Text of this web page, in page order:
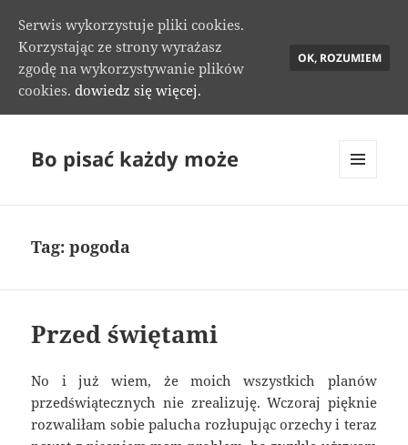
Bo pisać każdy może
Tag:pogoda
Przed świętami
No i już wiem, że moich wszystkich planów
przedświątecznych nie zrealizuję. Wczoraj pięknie
rozwaliłam sobie palucha rozłupując orzechy i teraz
Serwis wykorzystuje pliki cookies.
Korzystając ze strony wyrażasz
zgodę na wykorzystywanie plików
cookies. dowiedz się więcej.
OK, ROZUMIEM